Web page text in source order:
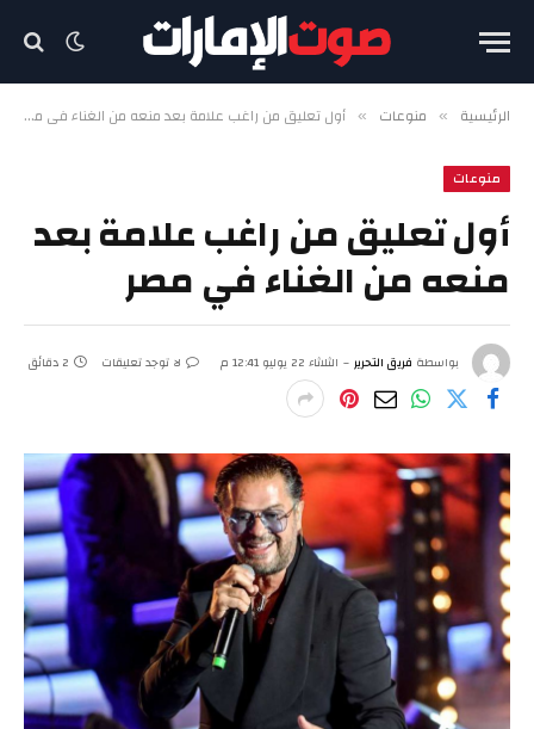
الرئيسية » منوعات » أول تعليق من راغب علامة بعد منعه من الغناء في مصر
منوعات
أول تعليق من راغب علامة بعد
منعه من الغناء في مصر
بواسطة فريق التحرير الثلاثاء 22 يوليو 12:41 م لا توجد تعليقات 2 دقائق